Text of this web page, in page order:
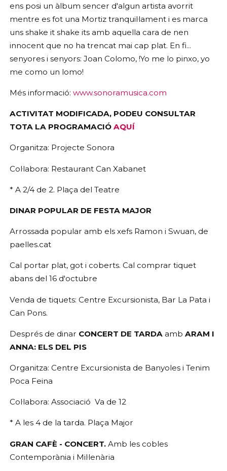
ens posi un àlbum sencer d'algun artista avorrit
mentre es fot una Mortiz tranquil·lament i es marca
uns shake it shake its amb aquella cara de nen
innocent que no ha trencat mai cap plat. En fi...
senyores i senyors: Joan Colomo, !Yo me lo pinxo, yo
me como un lomo!
Més informació: www.sonoramusica.com
ACTIVITAT MODIFICADA, PODEU CONSULTAR
TOTA LA PROGRAMACIÓ AQUÍ
Organitza: Projecte Sonora
Col·labora: Restaurant Can Xabanet
* A 2/4 de 2. Plaça del Teatre
DINAR POPULAR DE FESTA MAJOR
Arrossada popular amb els xefs Ramon i Swuan, de
paelles.cat
Cal portar plat, got i coberts. Cal comprar tiquet
abans del 16 d'octubre
Venda de tiquets: Centre Excursionista, Bar La Pata i
Can Pons.
Després de dinar CONCERT DE TARDA amb ARAM I
ANNA: ELS DEL PIS
Organitza: Centre Excursionista de Banyoles i Tenim
Poca Feina
Col·labora: Associació Va de 12
* A les 4 de la tarda. Plaça Major
GRAN CAFÈ - CONCERT. Amb les cobles
Contemporània i Mil·lenària